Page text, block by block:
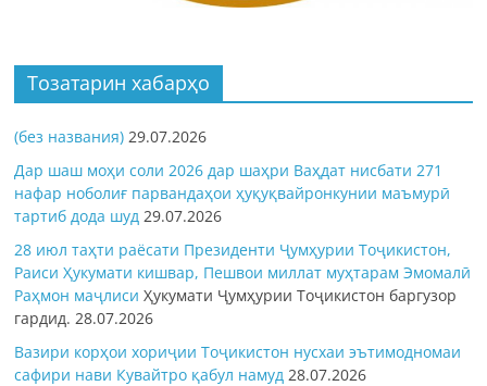
Тозатарин хабарҳо
(без названия) 29.07.2026
Дар шаш моҳи соли 2026 дар шаҳри Ваҳдат нисбати 271
нафар ноболиғ парвандаҳои ҳуқуқвайронкунии маъмурӣ
тартиб дода шуд 29.07.2026
28 июл таҳти раёсати Президенти Ҷумҳурии Тоҷикистон,
Раиси Ҳукумати кишвар, Пешвои миллат муҳтарам Эмомалӣ
Раҳмон маҷлисиҲукумати Ҷумҳурии Тоҷикистон баргузор
гардид.28.07.2026
Вазири корҳои хориҷии Тоҷикистон нусхаи эътимодномаи
сафири нави Кувайтро қабул намуд 28.07.2026